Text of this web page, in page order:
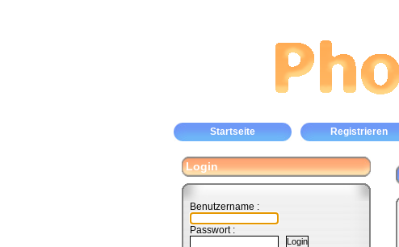
Startseite Registrieren
Login
Benutzername :
Passwort :